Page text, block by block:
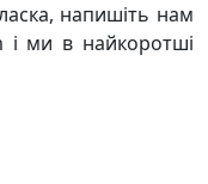
напишіть нам
і ми в найкоротші